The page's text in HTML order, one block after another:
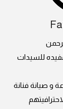
للسيدات
و صيانة فنانة